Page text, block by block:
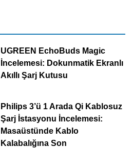
UGREEN EchoBuds Magic
İncelemesi: Dokunmatik Ekranlı
Akıllı Şarj Kutusu
Philips 3’ü 1 Arada Qi Kablosuz
Şarj İstasyonu İncelemesi:
Masaüstünde Kablo
Kalabalığına Son